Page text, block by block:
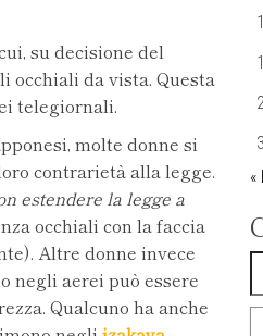
su decisione del
occhiali da vista. Questa
telegiornali.
molte donne si
contrarietà alla legge.
estendere la legge a
occhiali con la faccia
Altre donne invece
negli aerei può essere
Qualcuno ha anche
«